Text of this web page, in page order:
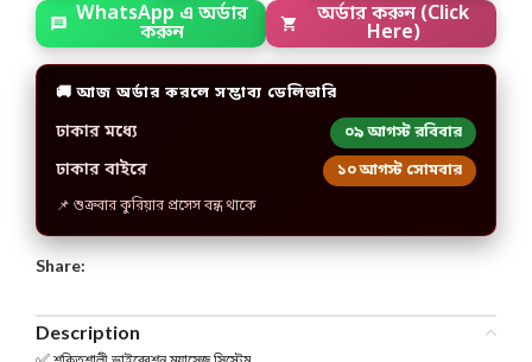
WhatsApp এ অর্ডার
করুন
অর্ডার করুন (Click
Here)
🚚 আজ অর্ডার করলে সম্ভাব্য ডেলিভারি
ঢাকার মধ্যে ০৯ আগস্ট রবিবার
ঢাকার বাইরে ১০ আগস্ট সোমবার
📌 শুক্রবার কুরিয়ার প্রসেস বন্ধ থাকে
Share:
Description